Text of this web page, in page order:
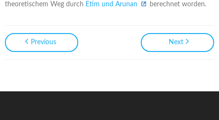
theoretischem Weg durch Etim und Arunan berechnet worden.
Previous Next